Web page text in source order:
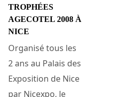
TROPHÉES
AGECOTEL 2008 À
NICE
Organisé tous les
2 ans au Palais des
Exposition de Nice
par Nicexpo, le